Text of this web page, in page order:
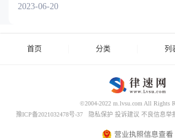
2023-06-20
首页 分类 列
©2004-2022 m.lvsu.com All Rights
豫ICP备2021032478号-37
隐私保护 投诉建议 不良信息举